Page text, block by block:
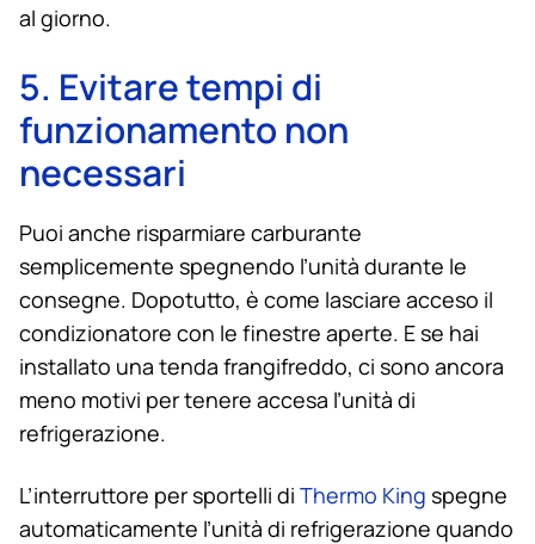
al giorno.
5. Evitare tempi di
funzionamento non
necessari
Puoi anche risparmiare carburante
semplicemente spegnendo l’unità durante le
consegne. Dopotutto, è come lasciare acceso il
condizionatore con le finestre aperte. E se hai
installato una tenda frangifreddo, ci sono ancora
meno motivi per tenere accesa l’unità di
refrigerazione.
L’interruttore per sportelli di Thermo King spegne
automaticamente l’unità di refrigerazione quando